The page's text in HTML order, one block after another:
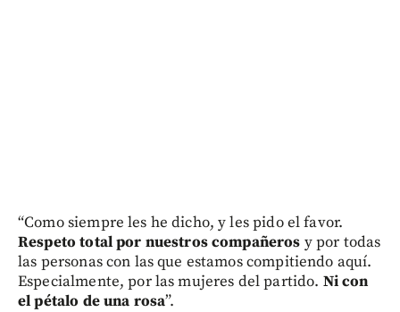
“Como siempre les he dicho, y les pido el favor.
Respeto total por nuestros compañeros y por todas
las personas con las que estamos compitiendo aquí.
Especialmente, por las mujeres del partido. Ni con
el pétalo de una rosa”.